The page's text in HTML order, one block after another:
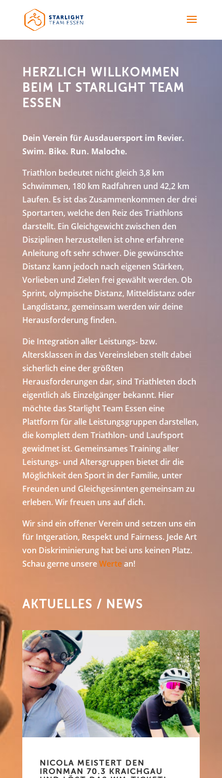
HERZLICH WILLKOMMEN
BEIM LT STARLIGHT TEAM
ESSEN
Dein Verein für Ausdauersport im Revier.
Swim. Bike. Run. Maloche.
Triathlon bedeutet nicht gleich 3,8 km
Schwimmen, 180 km Radfahren und 42,2 km
Laufen. Es ist das Zusammenkommen der drei
Sportarten, welche den Reiz des Triathlons
darstellt. Ein Gleichgewicht zwischen den
Disziplinen herzustellen ist ohne erfahrene
Anleitung oft sehr schwer. Die gewünschte
Distanz kann jedoch nach eigenen Stärken,
Vorlieben und Zielen frei gewählt werden. Ob
Sprint, olympische Distanz, Mitteldistanz oder
Langdistanz, gemeinsam werden wir deine
Herausforderung finden.
Die Integration aller Leistungs- bzw.
Altersklassen in das Vereinsleben stellt dabei
sicherlich eine der größten
Herausforderungen dar, sind Triathleten doch
eigentlich als Einzelgänger bekannt. Hier
möchte das Starlight Team Essen eine
Plattform für alle Leistungsgruppen darstellen,
die komplett dem Triathlon- und Laufsport
gewidmet ist. Gemeinsames Training aller
Leistungs- und Altersgruppen bietet dir die
Möglichkeit den Sport in der Familie, unter
Freunden und Gleichgesinnten gemeinsam zu
erleben. Wir freuen uns auf dich.
Wir sind ein offener Verein und setzen uns ein
für Intgeration, Respekt und Fairness. Jede Art
von Diskriminierung hat bei uns keinen Platz.
Schau gerne unsereWertean!
AKTUELLES / NEWS
NICOLA MEISTERT DEN
IRONMAN 70.3 KRAICHGAU